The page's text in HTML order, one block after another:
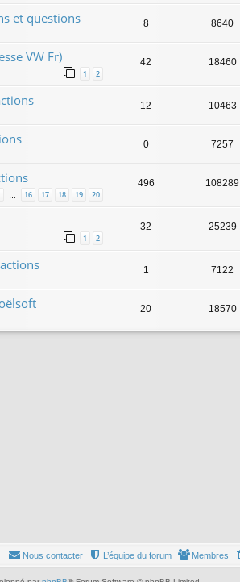
et questions 8 8640
VW Fr)
1 2
42 18460
12 10463
0 7257
… 16 17 18 19 20
496 108289
1 2
32 25239
1 7122
20 18570
Membres
L’équipe du forum
Nous contacter